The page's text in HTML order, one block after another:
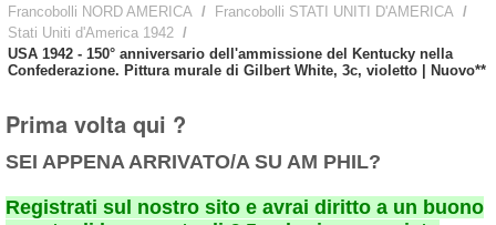
Francobolli NORD AMERICA / Francobolli STATI UNITI D'AMERICA /
Stati Uniti d'America 1942 /
USA 1942 - 150° anniversario dell'ammissione del Kentucky nella
Confederazione. Pittura murale di Gilbert White, 3c, violetto | Nuovo**
Prima volta qui ?
SEI APPENA ARRIVATO/A SU AM PHIL?
Registrati sul nostro sito e avrai diritto a un buono